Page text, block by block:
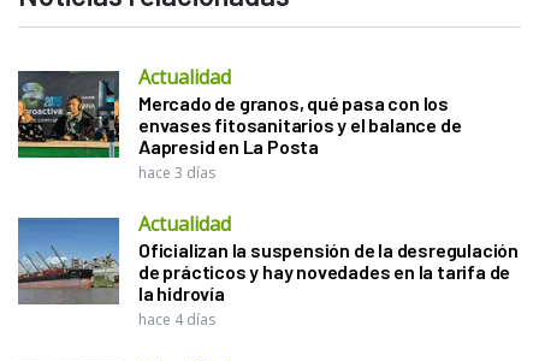
Actualidad
Mercado de granos, qué pasa con los
envases fitosanitarios y el balance de
Aapresid en La Posta
hace 3 días
Actualidad
Oficializan la suspensión de la desregulación
de prácticos y hay novedades en la tarifa de
la hidrovía
hace 4 días